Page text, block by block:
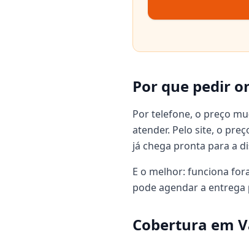
Por que pedir
Por telefone, o preço
atender. Pelo site, o
já chega pronta para a
E o melhor: funciona
pode agendar a entrega
Cobertura em